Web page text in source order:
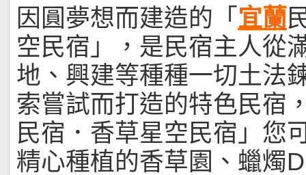
因圓夢想而建造的「 宜蘭
空民宿」，是民宿主人從
地、興建等種種一切土法
索嘗試而打造的特色民宿
民宿．香草星空民宿」您
精心種植的香草園、蠟燭